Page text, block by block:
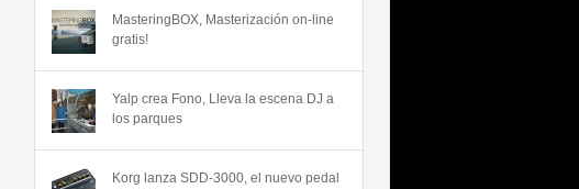
MasteringBOX, Masterización on-line
gratis!
Yalp crea Fono, Lleva la escena DJ a
los parques
Korg lanza SDD-3000, el nuevo pedal